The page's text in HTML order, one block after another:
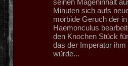
seinen Mageninhalt
Minuten sich aufs
morbide Geruch der
Haemonculus
den Knochen Stück
das der Imperator
würde...